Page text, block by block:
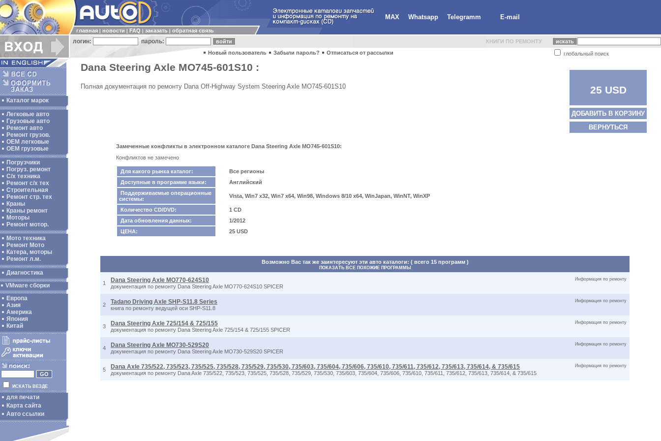
MAX Whatsapp Telegramm E-mail
главная новости FAQ заказать обратная связь
логин: пароль: КНИГИ ПО РЕМОНТУ
глобальный поиск
Новый пользователь Забыли пароль? Отписаться от рассылки
Каталог марок
Легковые авто
Грузовые авто
Ремонт авто
Ремонт грузов.
ОЕМ легковые
OEM грузовые
Погрузчики
Погруз. ремонт
С/х техника
Ремонт с/х тех
Строительная
Ремонт стр. тех
Краны
Краны ремонт
Моторы
Ремонт мотор.
Мото техника
Ремонт Мото
Катера, моторы
Ремонт л.м.
Диагностика
VMware сборки
Европа
Азия
Америка
Япония
Китай
ИСКАТЬ ВЕЗДЕ
для печати
Карта сайта
Авто ссылки
Dana Steering Axle MO745-601S10 :
Полная документация по ремонту Dana Off-Highway System Steering Axle MO745-601S10 25 USD
ДОБАВИТЬ В КОРЗИНУ
ВЕРНУТЬСЯ
Замеченные конфликты в электронном каталоге Dana Steering Axle MO745-601S10:
Конфликтов не замечено
Для какого рынка каталог:
Все регионы
Доступные в программе языки:
Английский
Поддерживаемые операционные
системы:
Vista, Win7 x32, Win7 x64, Win98, Windows 8/10 x64, WinJapan, WinNT, WinXP
Количество CD/DVD:
1 CD
Дата обновления данных:
1/2012
ЦЕНА:
25 USD
Возможно Вас так же заинтересуют эти авто каталоги: ( всего 15 программ )
ПОКАЗАТЬ ВСЕ ПОХОЖИЕ ПРОГРАММЫ
1 Dana Steering Axle MO770-624S10
документация по ремонту Dana Steering Axle MO770-624S10 SPICER
Информация по ремонту
2 Tadano Driving Axle SHP-S11.8 Series
книга по ремонту ведущей оси SHP-S11.8
Информация по ремонту
3 Dana Steering Axle 725/154 & 725/155
документация по ремонту Dana Steering Axle 725/154 & 725/155 SPICER
Информация по ремонту
4 Dana Steering Axle MO730-529S20
документация по ремонту Dana Steering Axle MO730-529S20 SPICER
Информация по ремонту
5 Dana Axle 735/522, 735/523, 735/525, 735/528, 735/529, 735/530, 735/603, 735/604, 735/606, 735/610, 735/611, 735/612, 735/613, 735/614, & 735/615
документация по ремонту Dana Axle 735/522, 735/523, 735/525, 735/528, 735/529, 735/530, 735/603, 735/604, 735/606, 735/610, 735/611, 735/612, 735/613, 735/614, & 735/615
Информация по ремонту